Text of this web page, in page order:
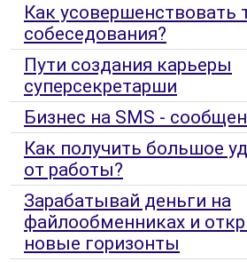
Как усовершенствовать
собеседования?
Пути создания карьеры
суперсекретарши
Бизнес на SMS -
Как получить большое
от работы?
Зарабатывай деньги на
файлообменниках и
новые горизонты